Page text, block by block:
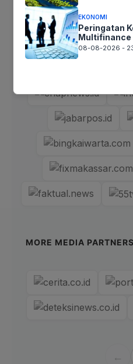
MORE MEDIA
←
EKONOMI
Peringatan
Multifinance
08-08-2026 -